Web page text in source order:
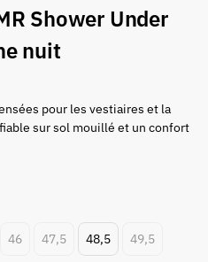
Shower Under
nuit
pour les vestiaires et la
sur sol mouillé et un confort
46 47,5 48,5 49,5